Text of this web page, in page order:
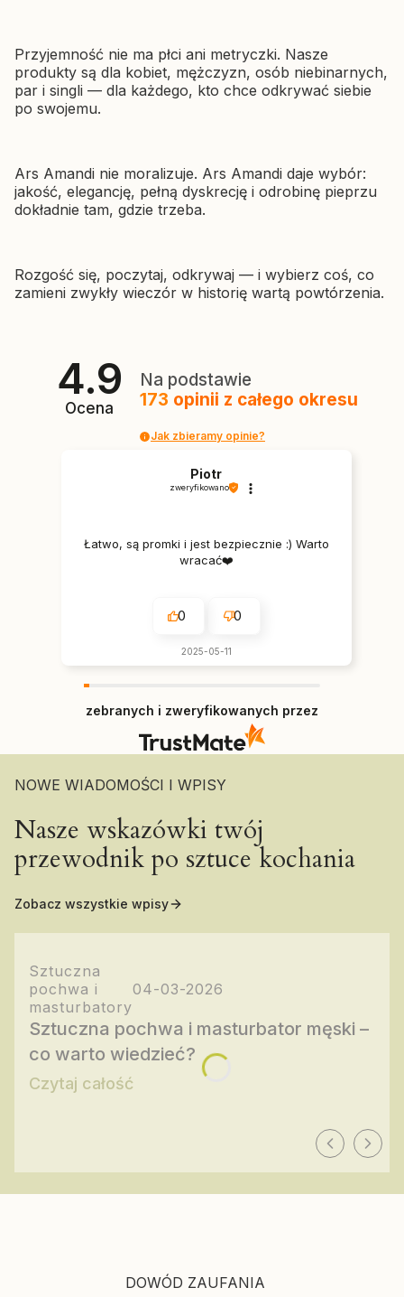
Przyjemność nie ma płci ani metryczki. Nasze
produkty są dla kobiet, mężczyzn, osób niebinarnych,
par i singli — dla każdego, kto chce odkrywać siebie
po swojemu.
Ars Amandi nie moralizuje. Ars Amandi daje wybór:
jakość, elegancję, pełną dyskrecję i odrobinę pieprzu
dokładnie tam, gdzie trzeba.
Rozgość się, poczytaj, odkrywaj — i wybierz coś, co
zamieni zwykły wieczór w historię wartą powtórzenia.
4.9
Ocena
Na podstawie
173 opinii z całego okresu
Jak zbieramy opinie?
Piotr
zweryfikowano
Łatwo, są promki i jest bezpiecznie :) Warto
wracać❤️
0 0
2025-05-11
zebranych i zweryfikowanych przez
NOWE WIADOMOŚCI I WPISY
Nasze wskazówki twój
przewodnik po sztuce kochania
Zobacz wszystkie wpisy
Sztuczna
pochwa i
masturbatory
04-03-2026
Sztuczna pochwa i masturbator męski –
co warto wiedzieć?
Czytaj całość
DOWÓD ZAUFANIA